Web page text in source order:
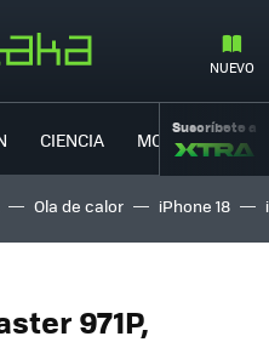
NUEVO
CIENCIA MOVILIDAD
Suscríbete a
Ola de calor iPhone 18
971P,